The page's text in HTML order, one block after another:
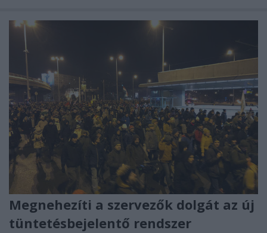
Megnehezíti a szervezők dolgát az új
tüntetésbejelentő rendszer